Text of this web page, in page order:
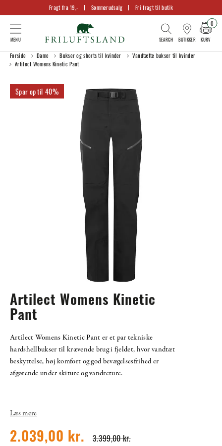
Fragt fra 19,- Sommerudsalg Fri fragt til butik
BUTIKKER KURV
0
Forside Dame Bukser og shorts til kvinder
Vandtætte bukser til kvinder
Artilect Womens Kinetic Pant
40%
Artilect Womens Kinetic
Pant
Artilect Womens Kinetic Pant er et par tekniske
hardshellbukser til krævende brug i fjeldet, hvor vandtæt
beskyttelse, høj komfort og god bevægelsesfrihed er
afgørende under skiture og vandreture.
Læs mere
3.399,00 kr.
2.039,00 kr.